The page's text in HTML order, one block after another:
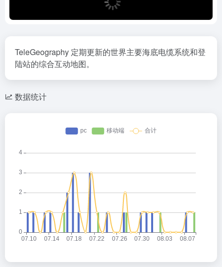
TeleGeography 定期更新的世界主要海底电缆系统和登
陆站的综合互动地图。
数据统计